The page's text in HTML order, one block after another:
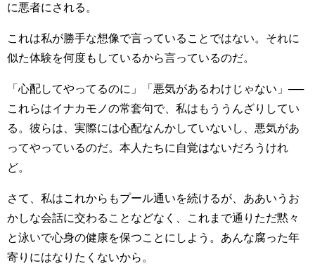
に悪者にされる。
これは私が勝手な想像で言っていることではない。それに
似た体験を何度もしているから言っているのだ。
「心配してやってるのに」「悪気があるわけじゃない」──
これらはイナカモノの常套句で、私はもううんざりしてい
る。彼らは、実際には心配なんかしていないし、悪気があ
ってやっているのだ。本人たちに自覚はないだろうけれ
ど。
さて、私はこれからもプール通いを続けるが、ああいうお
かしな会話に交わることなどなく、これまで通りただ黙々
と泳いで心身の健康を保つことにしよう。あんな腐った年
寄りにはなりたくないから。